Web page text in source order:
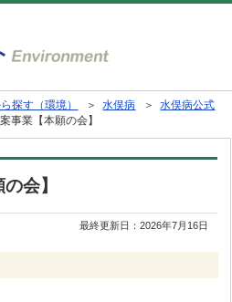
探す（環境） ＞水俣病 ＞水俣病公式
事業【本願の会】
会】
最終更新日：2026年7月16日